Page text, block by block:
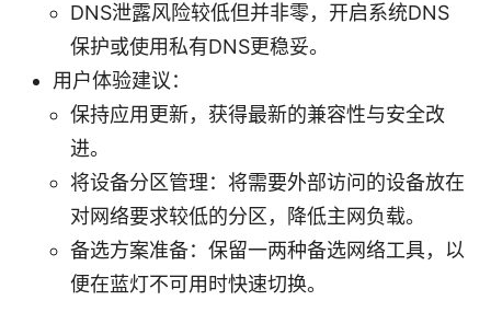
DNS泄露风险较低但并非零，开启系统DNS
保护或使用私有DNS更稳妥。
用户体验建议：
保持应用更新，获得最新的兼容性与安全改
进。
将设备分区管理：将需要外部访问的设备放在
对网络要求较低的分区，降低主网负载。
备选方案准备：保留一两种备选网络工具，以
便在蓝灯不可用时快速切换。